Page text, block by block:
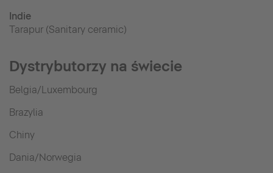
Indie
Tarapur (Sanitary ceramic)
Dystrybutorzy na świecie
Belgia/Luxembourg
Brazylia
Chiny
Dania/Norwegia